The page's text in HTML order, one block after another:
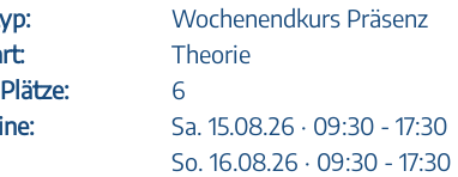
Wochenendkurs Präsenz
Theorie
6
Sa. 15.08.26 · 09:30 - 17:30
So. 16.08.26 · 09:30 - 17:30